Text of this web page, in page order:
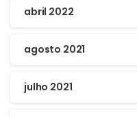
abril 2022
agosto 2021
julho 2021